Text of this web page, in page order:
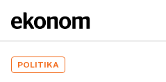
POLITIKA